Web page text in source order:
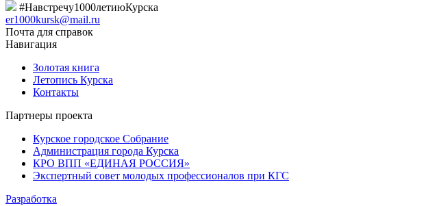
#Навстречу1000летиюКурска
er1000kursk@mail.ru
Почта для справок
Навигация
Золотая книга
Летопись Курска
Контакты
Партнеры проекта
Курское городское Собрание
Администрация города Курска
КРО ВПП «ЕДИНАЯ РОССИЯ»
Экспертный совет молодых профессионалов при КГС
Разработка